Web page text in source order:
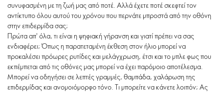
συνυφασμένη με τη ζωή μας από ποτέ. Αλλά έχετε ποτέ σκεφτεί τον
αντίκτυπο όλου αυτού του χρόνου που περνάτε μπροστά από την οθόνη
στην επιδερμίδα σας;
Πρώτα απ' όλα, τι είναι η ψηφιακή γήρανση και γιατί πρέπει να σας
ενδιαφέρει; Όπως η παρατεταμένη έκθεση στον ήλιο μπορεί να
προκαλέσει πρόωρες ρυτίδες και μελάγχρωση, έτσι και το μπλε φως που
εκπέμπεται από τις οθόνες μας μπορεί να έχει παρόμοιο αποτέλεσμα.
Μπορεί να οδηγήσει σε λεπτές γραμμές, θαμπάδα, χαλάρωση της
επιδερμίδας και ανομοιόμορφο τόνο. Τι μπορείτε να κάνετε λοιπόν; Ας